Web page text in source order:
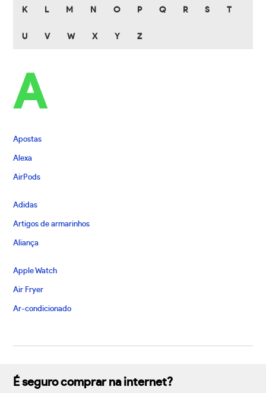
K L M N O P Q R S T
U V W X Y Z
A
Apostas
Alexa
AirPods
Adidas
Artigos de armarinhos
Aliança
Apple Watch
Air Fryer
Ar-condicionado
É seguro comprar na internet?